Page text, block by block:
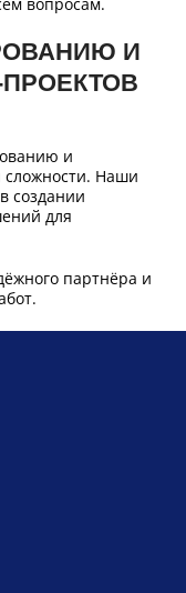
И
и
сложности. Наши
создании
для
партнёра и